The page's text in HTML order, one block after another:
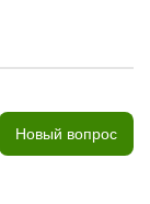
Новый вопрос